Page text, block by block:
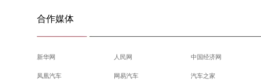
合作媒体
新华网 人民网 中国经济网
凤凰汽车 网易汽车 汽车之家